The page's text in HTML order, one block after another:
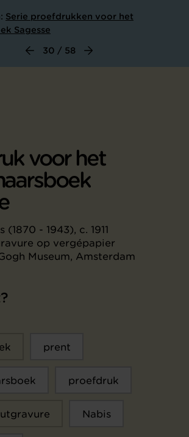
Serie proefdrukken voor het
Sagesse
30 / 58
voor het
(1870 - 1943), c. 1911
op vergépapier
Museum, Amsterdam
prent
proefdruk
Nabis